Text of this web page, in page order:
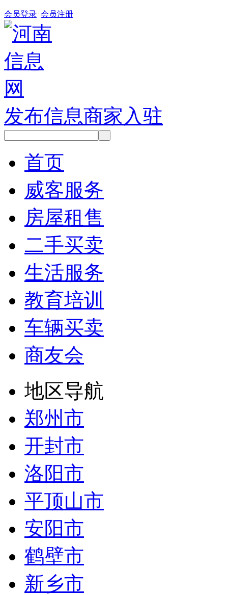
会员登录 会员注册
发布信息商家入驻
首页
威客服务
房屋租售
二手买卖
生活服务
教育培训
车辆买卖
商友会
地区导航
郑州市
开封市
洛阳市
平顶山市
安阳市
鹤壁市
新乡市